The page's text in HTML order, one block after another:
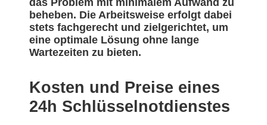
das Problem mit minimalem Aufwand zu
beheben. Die Arbeitsweise erfolgt dabei
stets fachgerecht und zielgerichtet, um
eine optimale Lösung ohne lange
Wartezeiten zu bieten.
Kosten und Preise eines
24h Schlüsselnotdienstes